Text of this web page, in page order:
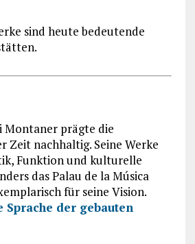
sind heute bedeutende
Montaner prägte die
Zeit nachhaltig. Seine Werke
Funktion und kulturelle
das Palau de la Música
für seine Vision.
der gebauten